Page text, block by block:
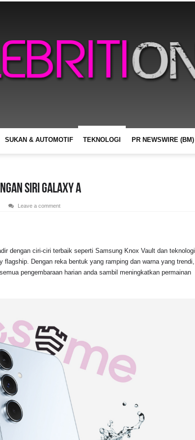
SUKAN & AUTOMOTIF TEKNOLOGI PR NEWSWIRE (BM)
Siri Galaxy A
Leave a comment
dengan ciri-ciri terbaik seperti Samsung Knox Vault dan teknologi
Dengan reka bentuk yang ramping dan warna yang trendi,
pengembaraan harian anda sambil meningkatkan permainan